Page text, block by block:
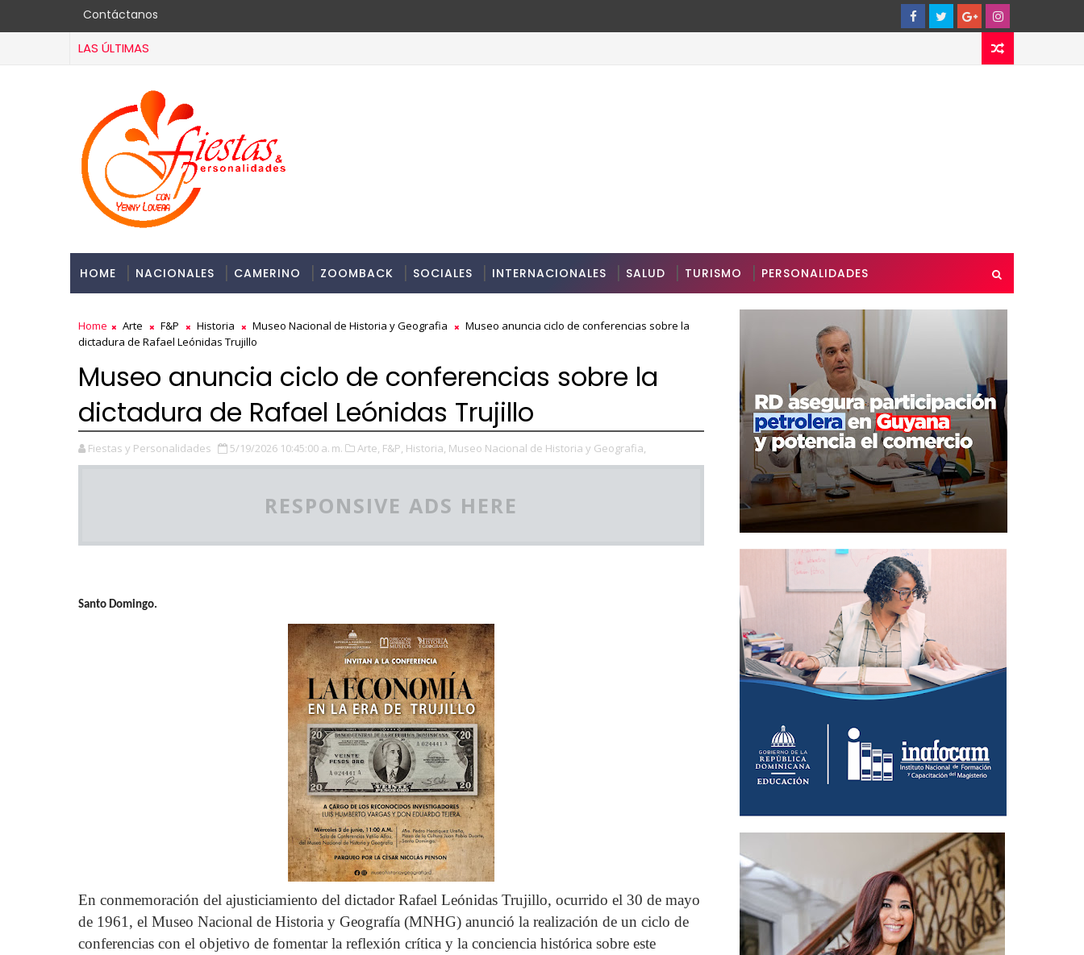
Contáctanos
LAS ÚLTIMAS
HOME NACIONALES CAMERINO ZOOMBACK SOCIALES INTERNACIONALES SALUD TURISMO PERSONALIDADES
Home Arte F&P Historia Museo Nacional de Historia y Geografia
Museo anuncia ciclo de conferencias sobre la
dictadura de Rafael Leónidas Trujillo
Museo anuncia ciclo de conferencias sobre la
dictadura de Rafael Leónidas Trujillo
Fiestas y Personalidades 5/19/2026 10:45:00 a. m. Arte, F&P, Historia, Museo Nacional de Historia y Geografia,
RESPONSIVE ADS HERE
Santo Domingo.
En conmemoración del ajusticiamiento del dictador Rafael Leónidas Trujillo, ocurrido el 30 de mayo
de 1961, el Museo Nacional de Historia y Geografía (MNHG) anunció la realización de un ciclo de
conferencias con el objetivo de fomentar la reflexión crítica y la conciencia histórica sobre este